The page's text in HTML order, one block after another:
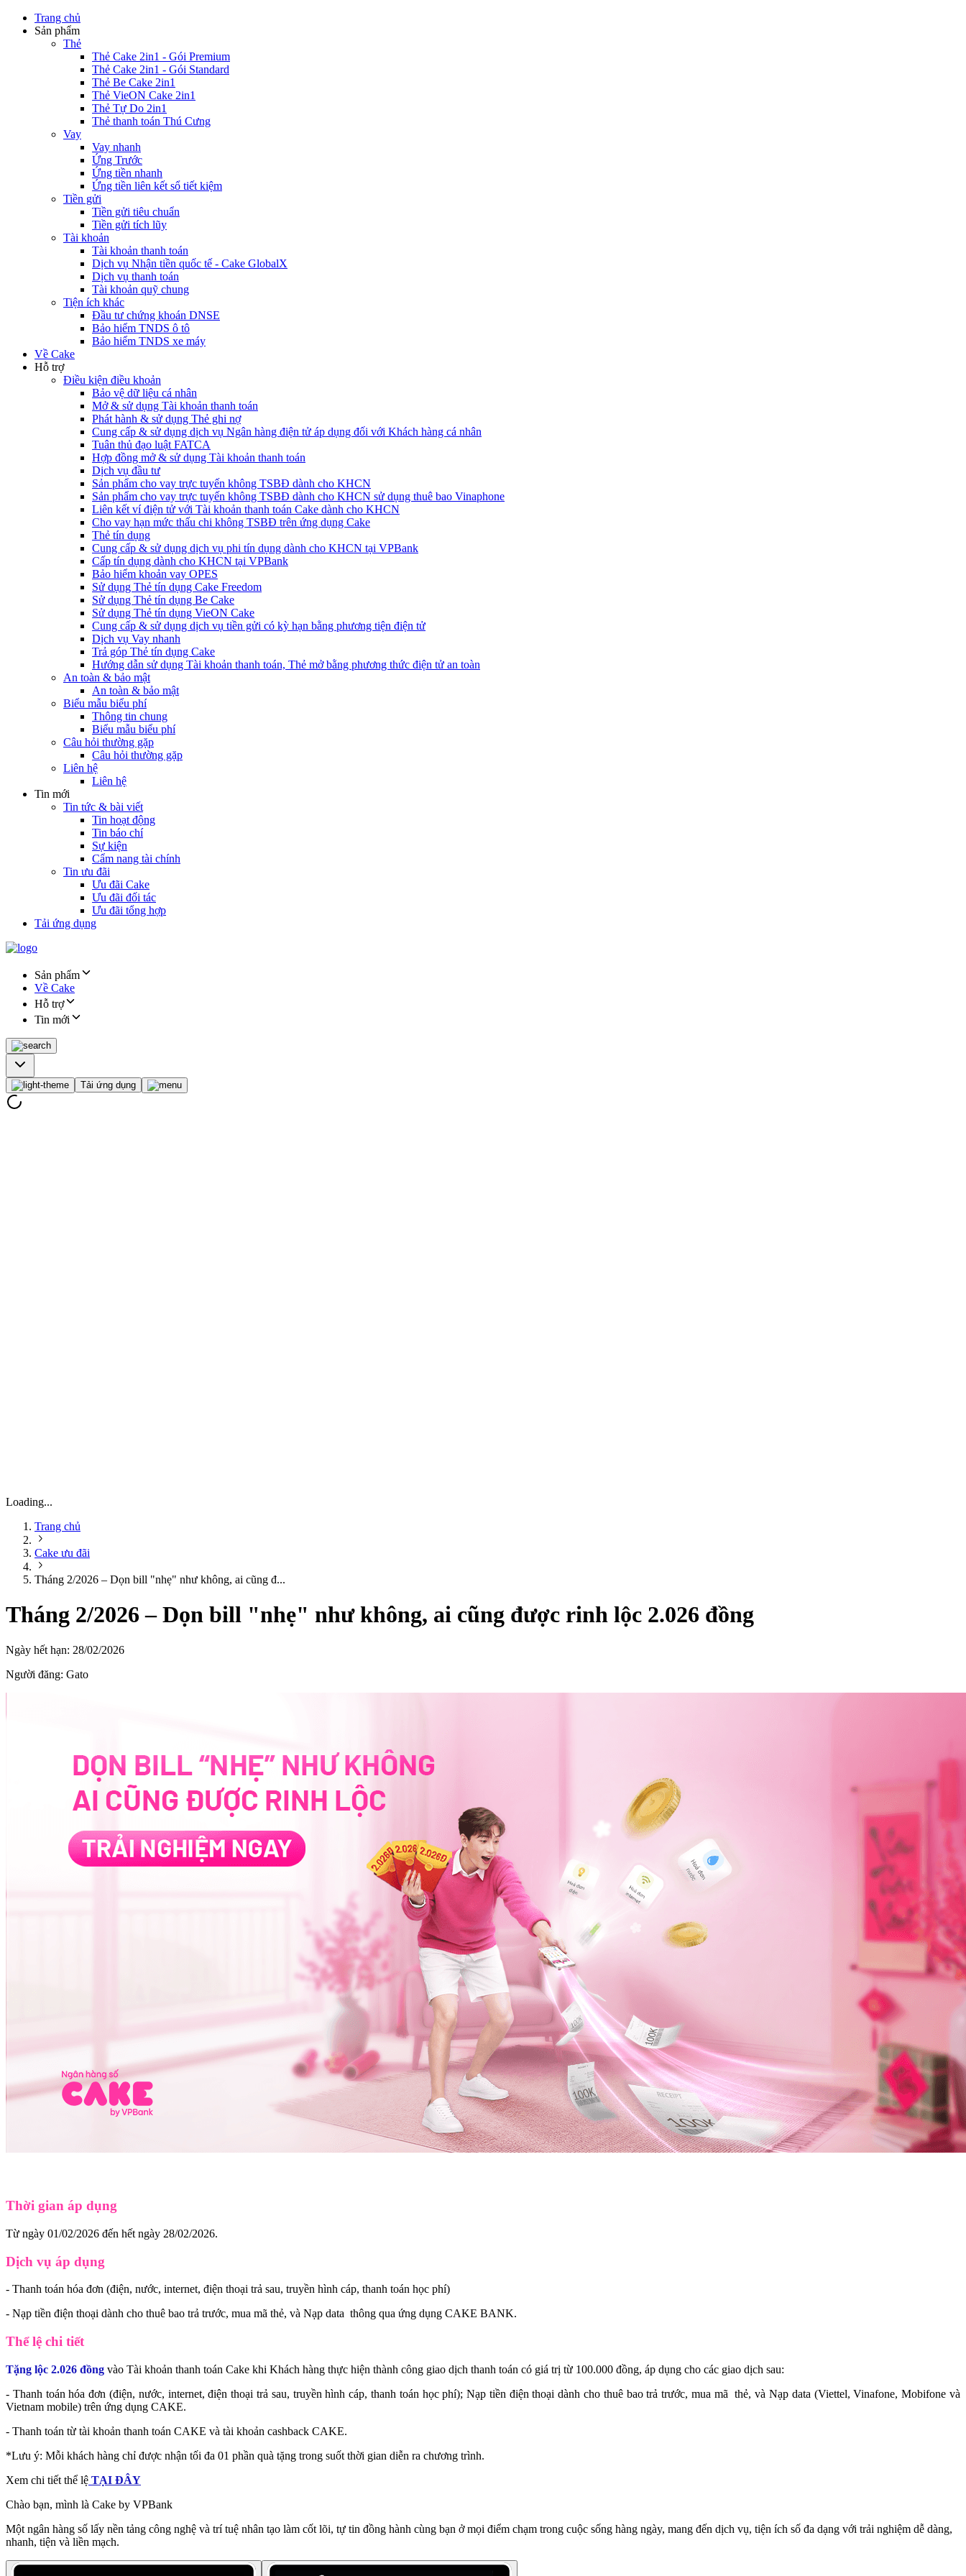
Trang chủ
Sản phẩm
Thẻ
Thẻ Cake 2in1 - Gói Premium
Thẻ Cake 2in1 - Gói Standard
Thẻ Be Cake 2in1
Thẻ VieON Cake 2in1
Thẻ Tự Do 2in1
Thẻ thanh toán Thú Cưng
Vay
Vay nhanh
Ứng Trước
Ứng tiền nhanh
Ứng tiền liên kết sổ tiết kiệm
Tiền gửi
Tiền gửi tiêu chuẩn
Tiền gửi tích lũy
Tài khoản
Tài khoản thanh toán
Dịch vụ Nhận tiền quốc tế - Cake GlobalX
Dịch vụ thanh toán
Tài khoản quỹ chung
Tiện ích khác
Đầu tư chứng khoán DNSE
Bảo hiểm TNDS ô tô
Bảo hiểm TNDS xe máy
Về Cake
Hỗ trợ
Điều kiện điều khoản
Bảo vệ dữ liệu cá nhân
Mở & sử dụng Tài khoản thanh toán
Phát hành & sử dụng Thẻ ghi nợ
Cung cấp & sử dụng dịch vụ Ngân hàng điện tử áp dụng đối với Khách hàng cá nhân
Tuân thủ đạo luật FATCA
Hợp đồng mở & sử dụng Tài khoản thanh toán
Dịch vụ đầu tư
Sản phẩm cho vay trực tuyến không TSBĐ dành cho KHCN
Sản phẩm cho vay trực tuyến không TSBĐ dành cho KHCN sử dụng thuê bao Vinaphone
Liên kết ví điện tử với Tài khoản thanh toán Cake dành cho KHCN
Cho vay hạn mức thấu chi không TSBĐ trên ứng dụng Cake
Thẻ tín dụng
Cung cấp & sử dụng dịch vụ phi tín dụng dành cho KHCN tại VPBank
Cấp tín dụng dành cho KHCN tại VPBank
Bảo hiểm khoản vay OPES
Sử dụng Thẻ tín dụng Cake Freedom
Sử dụng Thẻ tín dụng Be Cake
Sử dụng Thẻ tín dụng VieON Cake
Cung cấp & sử dụng dịch vụ tiền gửi có kỳ hạn bằng phương tiện điện tử
Dịch vụ Vay nhanh
Trả góp Thẻ tín dụng Cake
Hướng dẫn sử dụng Tài khoản thanh toán, Thẻ mở bằng phương thức điện tử an toàn
An toàn & bảo mật
An toàn & bảo mật
Biểu mẫu biểu phí
Thông tin chung
Biểu mẫu biểu phí
Câu hỏi thường gặp
Câu hỏi thường gặp
Liên hệ
Liên hệ
Tin mới
Tin tức & bài viết
Tin hoạt động
Tin báo chí
Sự kiện
Cẩm nang tài chính
Tin ưu đãi
Ưu đãi Cake
Ưu đãi đối tác
Ưu đãi tổng hợp
Tải ứng dụng
Sản phẩm
Về Cake
Hỗ trợ
Tin mới
Tải ứng dụng
Loading...
Trang chủ
Cake ưu đãi
Tháng 2/2026 – Dọn bill "nhẹ" như không, ai cũng đ...
Tháng 2/2026 – Dọn bill "nhẹ" như không, ai cũng được rinh lộc 2.026 đồng
Ngày hết hạn: 28/02/2026
Người đăng: Gato
Thời gian áp dụng
Từ ngày 01/02/2026 đến hết ngày 28/02/2026.
Dịch vụ áp dụng
- Thanh toán hóa đơn (điện, nước, internet, điện thoại trả sau, truyền hình cáp, thanh toán học phí)
- Nạp tiền điện thoại dành cho thuê bao trả trước, mua mã thẻ, và Nạp data thông qua ứng dụng CAKE BANK.
Thể lệ chi tiết
Tặng lộc 2.026 đồng vào Tài khoản thanh toán Cake khi Khách hàng thực hiện thành công giao dịch thanh toán có giá trị từ 100.000 đồng, áp dụng cho các giao dịch sau:
- Thanh toán hóa đơn (điện, nước, internet, điện thoại trả sau, truyền hình cáp, thanh toán học phí); Nạp tiền điện thoại dành cho thuê bao trả trước, mua mã thẻ, và Nạp data (Viettel, Vinafone, Mobifone và
Vietnam mobile) trên ứng dụng CAKE.
- Thanh toán từ tài khoản thanh toán CAKE và tài khoản cashback CAKE.
*Lưu ý: Mỗi khách hàng chỉ được nhận tối đa 01 phần quà tặng trong suốt thời gian diễn ra chương trình.
Xem chi tiết thể lệ TẠI ĐÂY
Chào bạn, mình là Cake by VPBank
Một ngân hàng số lấy nền tảng công nghệ và trí tuệ nhân tạo làm cốt lõi, tự tin đồng hành cùng bạn ở mọi điểm chạm trong cuộc sống hàng ngày, mang đến dịch vụ, tiện ích số đa dạng với trải nghiệm dễ dàng,
nhanh, tiện và liền mạch.